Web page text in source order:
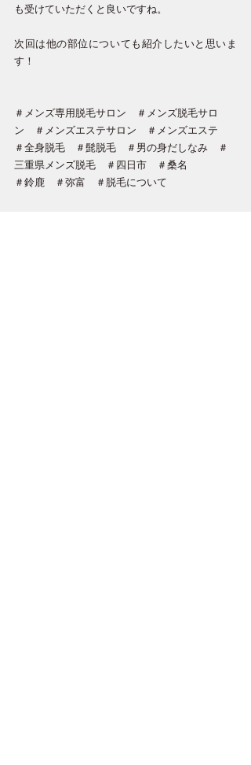
も受けていただくと良いですね。
次回は他の部位についても紹介したいと思いま
す！
＃メンズ専用脱毛サロン　＃メンズ脱毛サロ
ン　＃メンズエステサロン　＃メンズエステ
＃全身脱毛　＃髭脱毛　＃男の身だしなみ　＃
三重県メンズ脱毛　＃四日市　＃桑名
＃鈴鹿　＃弥富　＃脱毛について